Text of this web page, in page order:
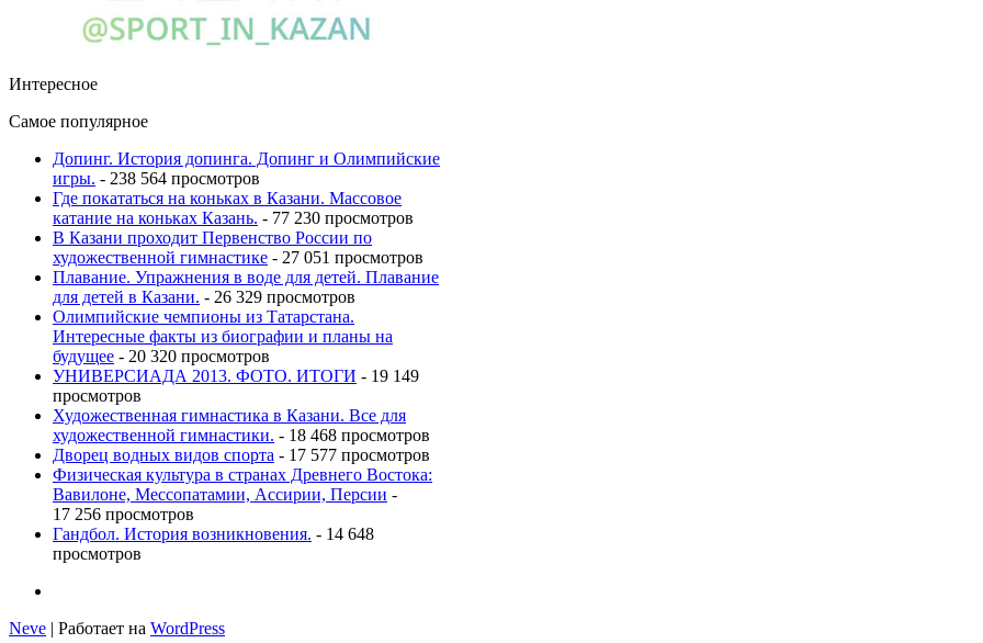
Интересное
Самое популярное
Допинг. История допинга. Допинг и Олимпийские
игры. - 238 564 просмотров
Где покататься на коньках в Казани. Массовое
катание на коньках Казань. - 77 230 просмотров
В Казани проходит Первенство России по
художественной гимнастике - 27 051 просмотров
Плавание. Упражнения в воде для детей. Плавание
для детей в Казани. - 26 329 просмотров
Олимпийские чемпионы из Татарстана.
Интересные факты из биографии и планы на
будущее - 20 320 просмотров
УНИВЕРСИАДА 2013. ФОТО. ИТОГИ - 19 149
просмотров
Художественная гимнастика в Казани. Все для
художественной гимнастики. - 18 468 просмотров
Дворец водных видов спорта - 17 577 просмотров
Физическая культура в странах Древнего Востока:
Вавилоне, Мессопатамии, Ассирии, Персии -
17 256 просмотров
Гандбол. История возникновения. - 14 648
просмотров
Neve | Работает на WordPress